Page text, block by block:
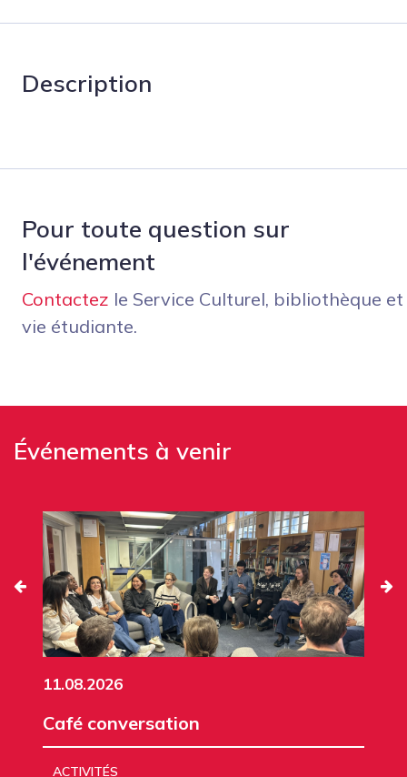
Description
Pour toute question sur
l'événement
Contactez le Service Culturel, bibliothèque et
vie étudiante.
Événements à venir
11.08.2026
Café conversation
ACTIVITÉS